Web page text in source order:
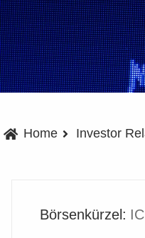
Home Investor
Börsenkürzel: